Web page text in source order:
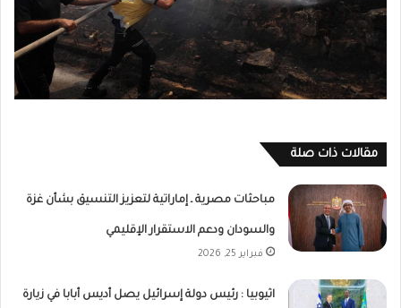
مقالات ذات صلة
مباحثات مصرية ـ إماراتية لتعزيز التنسيق بشأن غزة
والسودان ودعم الاستقرار الإقليمي
فبراير 25, 2026
اثيوبيا : رئيس دولة إسرائيل يصل أديس أبابا في زيارة